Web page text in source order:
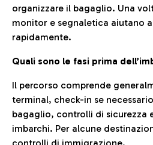
organizzare il bagaglio. Una
monitor e segnaletica aiutano
rapidamente.
Quali sono le fasi prima
Il percorso comprende
terminal, check-in se
bagaglio, controlli di sicurezza
imbarchi. Per alcune